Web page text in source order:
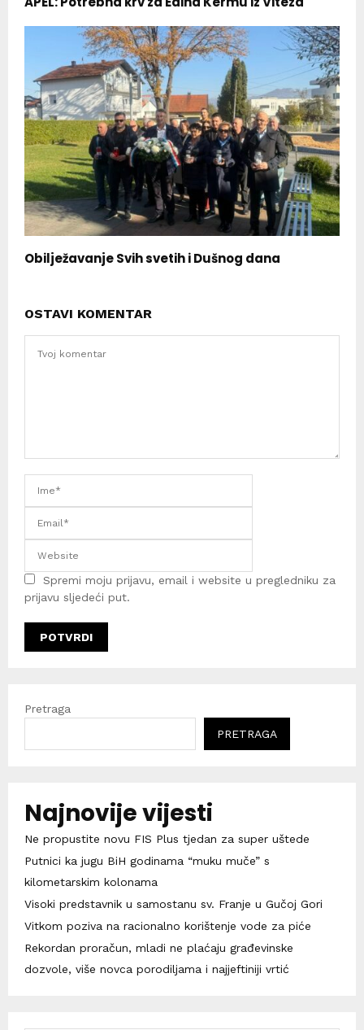
Obilježavanje Svih svetih i Dušnog dana
OSTAVI KOMENTAR
Spremi moju prijavu, email i website u pregledniku za
prijavu sljedeći put.
Pretraga
PRETRAGA
Najnovije vijesti
Ne propustite novu FIS Plus tjedan za super uštede
Putnici ka jugu BiH godinama “muku muče” s
kilometarskim kolonama
Visoki predstavnik u samostanu sv. Franje u Gučoj Gori
Vitkom poziva na racionalno korištenje vode za piće
Rekordan proračun, mladi ne plaćaju građevinske
dozvole, više novca porodiljama i najjeftiniji vrtić